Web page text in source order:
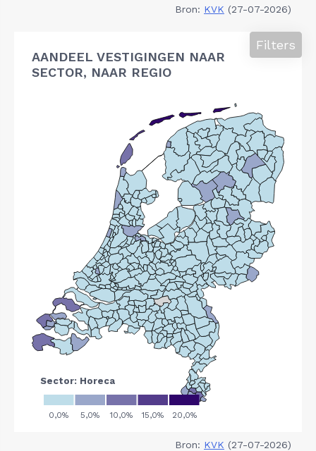
Bron: KVK (27-07-2026)
AANDEEL VESTIGINGEN NAAR
SECTOR, NAAR REGIO
Filters
Bron: KVK (27-07-2026)